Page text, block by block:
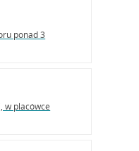
ponad 3
w placówce